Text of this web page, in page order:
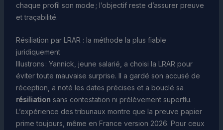
chaque profil son mode ; l’objectif reste d’assurer preuve
et traçabilité.
Résiliation par LRAR : la méthode la plus fiable
juridiquement
Illustrons : Yannick, jeune salarié, a choisi la LRAR pour
éviter toute mauvaise surprise. Il a gardé son accusé de
réception, a noté les dates précises et a bouclé sa
résiliation sans contestation ni prélèvement superflu.
L’expérience des tribunaux montre que la preuve papier
prime toujours, même en France version 2026. Pour ceux